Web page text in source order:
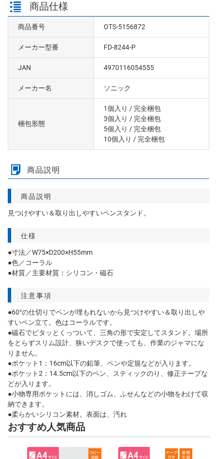
商品仕様
商品番号 OTS-5156872
メーカー型番 FD-8244-P
JAN 4970116054555
メーカー名 ソニック
梱包形態
1個入り / 完全梱包
3個入り / 完全梱包
5個入り / 完全梱包
10個入り / 完全梱包
商品説明
商品説明
見つけやすい＆取り出しやすいペンスタンド。
仕様
●寸法／W75×D200×H55mm
●色／コーラル
●材質／主要材質：シリコン・磁石
注意事項
●60°の仕切りでペンが埋もれないから見つけやすい＆取り出しや
すいペン立て。色はコーラルです。
●磁石でピタッとくっついて、三角の形で安定してスタンド。場所
をとらずスリム設計、狭いデスクで使っても、作業のジャマにな
りません。
●ポケット1：16cm以下の鉛筆、ペンや定規などが入ります。
●ポケット2：14.5cm以下のペン、スティックのり、修正テープな
どが入ります。
●小物専用ポケットには、消しゴム、ふせんなどの小物をわけて収
納できます。
●柔らかいシリコン素材。表面は、汚れ
おすすめ人気商品